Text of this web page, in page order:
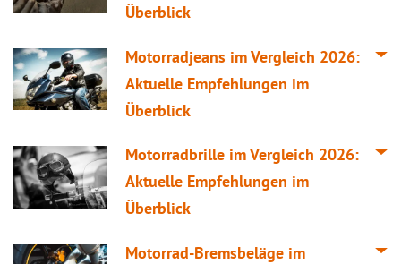
Überblick
Motorradjeans imVergleich 2026:
Aktuelle Empfehlungen im
Überblick
Motorradbrille imVergleich 2026:
Aktuelle Empfehlungen im
Überblick
Motorrad-Bremsbeläge im